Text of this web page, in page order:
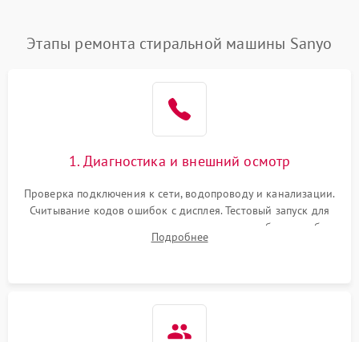
Этапы ремонта стиральной машины Sanyo
1. Диагностика и внешний осмотр
Проверка подключения к сети, водопроводу и канализации.
Считывание кодов ошибок с дисплея. Тестовый запуск для
выявления посторонних шумов, протечек или сбоев в работе
электронного модуля управления.
Подробнее